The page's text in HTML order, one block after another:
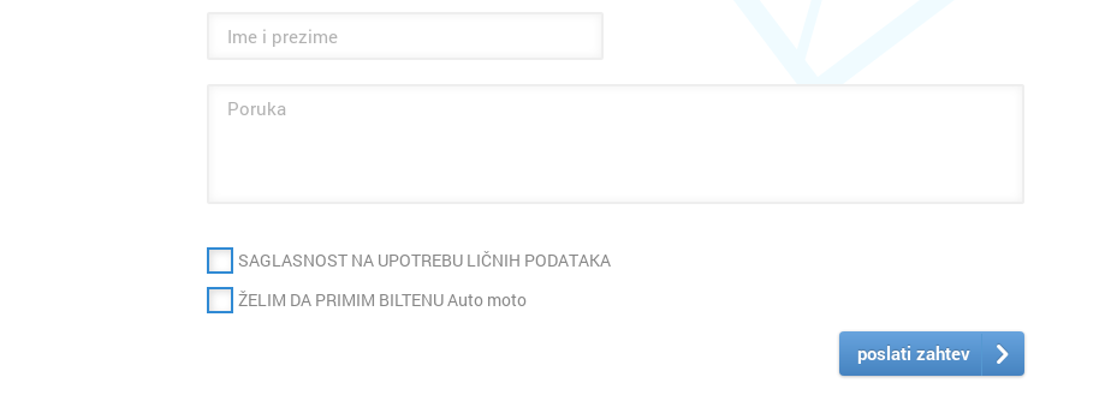
SAGLASNOST NA UPOTREBU LIČNIH PODATAKA
ŽELIM DA PRIMIM BILTENU Auto moto
poslati zahtev